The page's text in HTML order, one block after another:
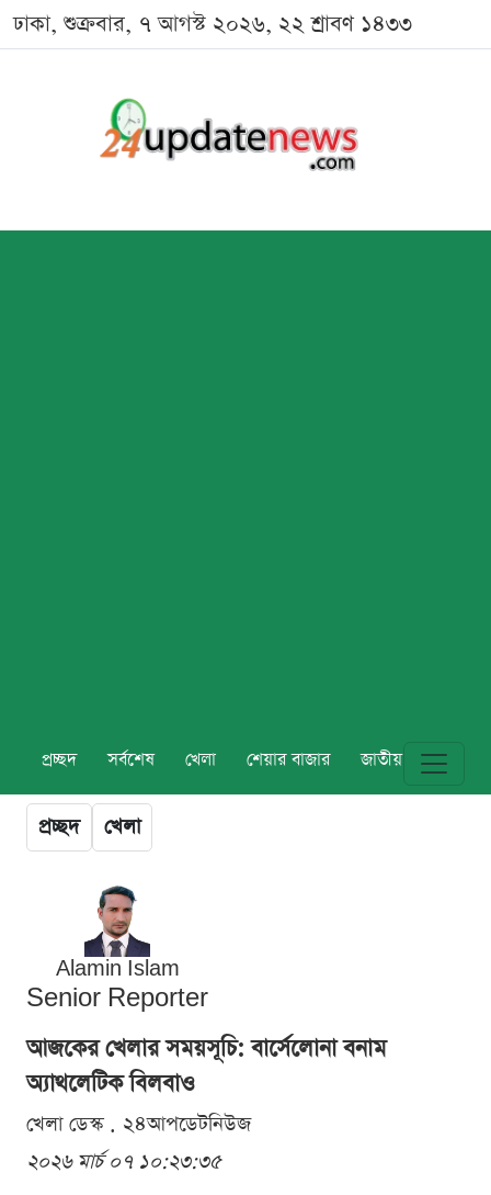
ঢাকা, শুক্রবার, ৭ আগস্ট ২০২৬, ২২ শ্রাবণ ১৪৩৩
প্রচ্ছদ সর্বশেষ খেলা শেয়ার বাজার জাতীয় বিশ্ব
প্রচ্ছদ খেলা
Alamin Islam
Senior Reporter
আজকের খেলার সময়সূচি: বার্সেলোনা বনাম
অ্যাথলেটিক বিলবাও
খেলা ডেস্ক . ২৪আপডেটনিউজ
২০২৬ মার্চ ০৭ ১০:২৩:৩৫